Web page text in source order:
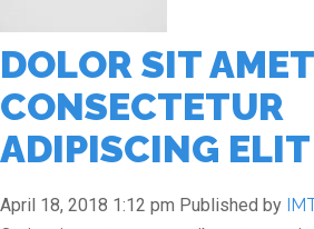
DOLOR SIT AMET
CONSECTETUR
ADIPISCING ELIT
April 18, 2018 1:12 pm Published by